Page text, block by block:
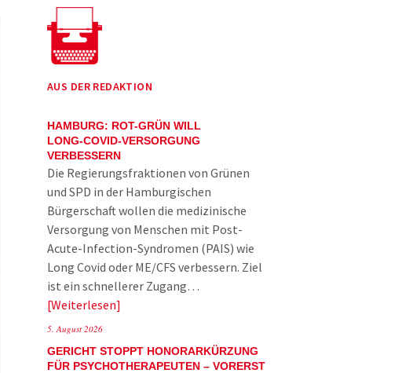
AUS DER REDAKTION
HAMBURG: ROT-GRÜN WILL
LONG-COVID-VERSORGUNG
VERBESSERN
Die Regierungsfraktionen von Grünen
und SPD in der Hamburgischen
Bürgerschaft wollen die medizinische
Versorgung von Menschen mit Post-
Acute-Infection-Syndromen (PAIS) wie
Long Covid oder ME/CFS verbessern. Ziel
ist ein schnellerer Zugang…
Weiterlesen
5. August 2026
GERICHT STOPPT HONORARKÜRZUNG
FÜR PSYCHOTHERAPEUTEN – VORERST